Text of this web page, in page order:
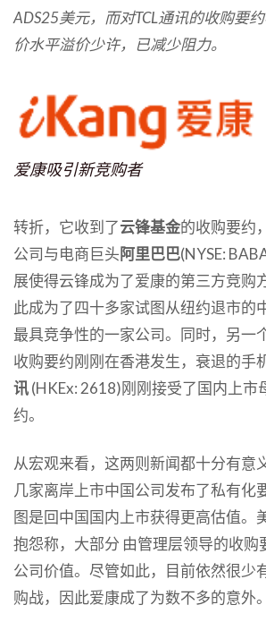
ADS25美元，而对TCL通讯的收购要
价水平溢价少许，已减少阻力。
爱康吸引新竞购者
转折，它收到了云锋基金的收购要约
公司与电商巨头阿里巴巴(NYSE:
展使得云锋成为了爱康的第三方竞购
此成为了四十多家试图从纽约退市的
最具竞争性的一家公司。同时，另一
收购要约刚刚在香港发生，衰退的手
讯(HKEx: 2618)刚刚接受了国内上市
约。
从宏观来看，这两则新闻都十分有意
几家离岸上市中国公司发布了私有化
图是回中国国内上市获得更高估值。
抱怨称，大部分 由管理层领导的收购
公司价值。尽管如此，目前依然很少
购战，因此爱康成了为数不多的意外。